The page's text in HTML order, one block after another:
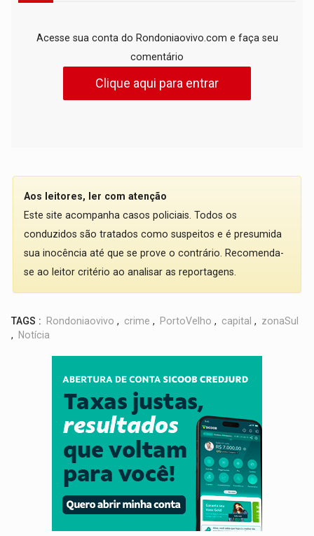
Acesse sua conta do Rondoniaovivo.com e faça seu
comentário
Clique aqui para entrar
Aos leitores, ler com atenção
Este site acompanha casos policiais. Todos os
conduzidos são tratados como suspeitos e é presumida
sua inocência até que se prove o contrário. Recomenda-
se ao leitor critério ao analisar as reportagens.
TAGS : Rondoniaovivo , crime , PortoVelho , capital , zonaSul
,
Notícia